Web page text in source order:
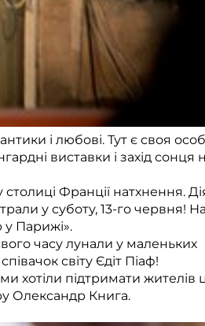
і любові. Тут є своя
виставки і захід сонця
Франції натхнення.
у суботу, 13-го червня! На
у Парижі».
часу лунали у маленьких
світу Єдіт Піаф!
підтримати жителів
Олександр Книга.